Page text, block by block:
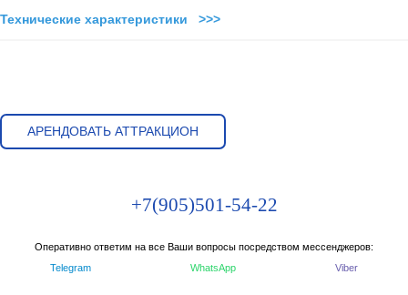
Технические характеристики >>>
АРЕНДОВАТЬ АТТРАКЦИОН
+7(905)501-54-22
Оперативно ответим на все Ваши вопросы посредством мессенджеров:
Telegram
WhatsApp Viber